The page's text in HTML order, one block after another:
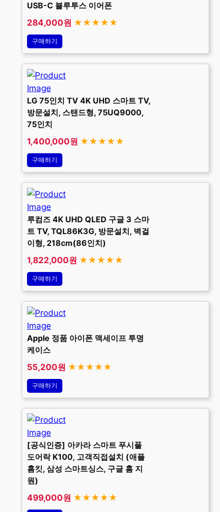
USB-C 블루투스 이어폰
284,000원 ★★★★★
구매하기
LG 75인치 TV 4K UHD 스마트 TV,
방문설치, 스탠드형, 75UQ9000,
75인치
1,400,000원 ★★★★★
구매하기
루컴즈 4K UHD QLED 구글 3 스마
트 TV, TQL86K3G, 방문설치, 벽걸
이형, 218cm(86인치)
1,822,000원 ★★★★★
구매하기
Apple 정품 아이폰 맥세이프 투명
케이스
55,200원 ★★★★★
구매하기
[공식인증] 아카라 스마트 푸시풀
도어락 K100, 고객직접설치 (애플
홈킷, 삼성 스마트싱스, 구글 홈 지
원)
499,000원 ★★★★★